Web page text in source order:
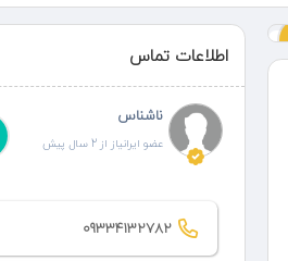
اطلاعات تماس
ناشناس
عضو ایرانیاز از 2 سال پیش
09334132782